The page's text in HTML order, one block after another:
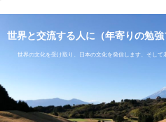
世界と交流する人に（年寄りの勉
世界の文化を受け取り、日本の文化を発信します、そして